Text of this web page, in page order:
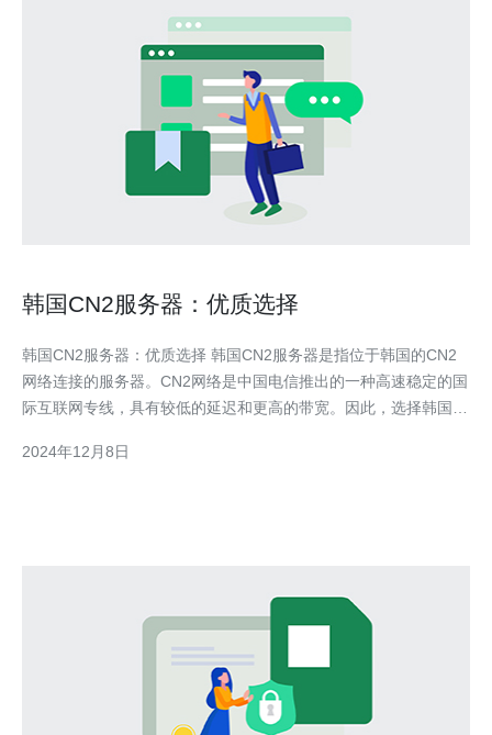
韩国CN2服务器：优质选择
韩国CN2服务器：优质选择 韩国CN2服务器是指位于韩国的CN2
网络连接的服务器。CN2网络是中国电信推出的一种高速稳定的国
际互联网专线，具有较低的延迟和更高的带宽。因此，选择韩国
务器有以下几个优势： 更快速的网络连接：韩国CN2服务器通过
2024年12月8日